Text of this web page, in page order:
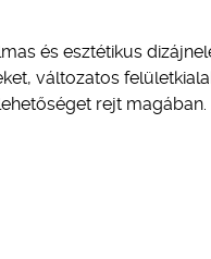
és esztétikus
változatos
rejt magában.